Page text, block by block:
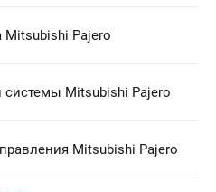
Mitsubishi Pajero
Mitsubishi Pajero
Mitsubishi Pajero